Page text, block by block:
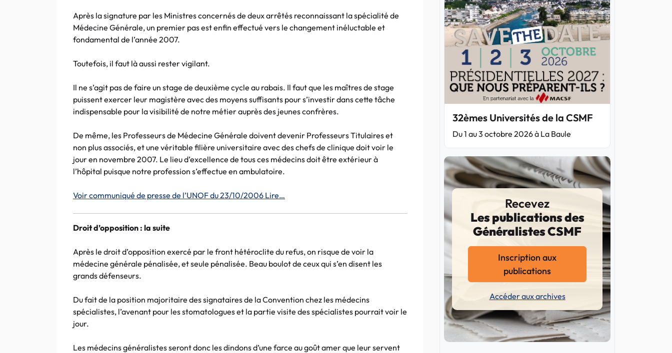
Après la signature par les Ministres concernés de deux arrêtés reconnaissant la spécialité de
Médecine Générale, un premier pas est enfin effectué vers le changement inéluctable et
fondamental de l’année 2007.
Toutefois, il faut là aussi rester vigilant.
Il ne s’agit pas de faire un stage de deuxième cycle au rabais. Il faut que les maîtres de stage
puissent exercer leur magistère avec des moyens suffisants pour s’investir dans cette tâche
indispensable pour la visibilité de notre métier auprès des jeunes confrères.
De même, les Professeurs de Médecine Générale doivent devenir Professeurs Titulaires et
non plus associés, et une véritable filière universitaire avec des chefs de clinique doit voir le
jour en novembre 2007. Le lieu d’excellence de tous ces médecins doit être extérieur à
l’hôpital puisque notre profession s’effectue en ambulatoire.
Voir communiqué de presse de l’UNOF du 23/10/2006 Lire…
Droit d’opposition : la suite
Après le droit d’opposition exercé par le front hétéroclite du refus, on risque de voir la
médecine générale pénalisée, et seule pénalisée. Beau boulot de ceux qui s’en disent les
grands défenseurs.
Du fait de la position majoritaire des signataires de la Convention chez les médecins
spécialistes, l’avenant pour les stomatologues et la partie visite des spécialistes pourrait voir le
jour.
Les médecins généralistes seront donc les dindons d’une farce au goût amer que leur servent
32èmes Universités de la CSMF
Du 1 au 3 octobre 2026 à La Baule
Recevez
Les publications des
Généralistes CSMF
Inscription aux
publications
Accéder aux archives